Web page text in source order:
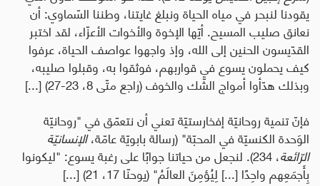
يقودنا لنبحر في مياه الحياة ونبلغ غايتنا، وطننا السّماوي: أن
نعانق صليب المسيح.أيّها الإخوة والأخوات الأعزّاء، لقد اختبر
القدّيسون الحنين إلى الله، وإذ واجهوا عواصف الحياة، عرفوا
كيف يحملون يسوع في قواربهم، فوثقوا به، وقبلوا صليبه،
وبذلك هدّأوا أمواج الشّك والخوف (راجع متّى 8، 23-27) [...]
فإنّ تنمية روحانيّة إفخارستيّة تعني أن نتعمّق في "روحانيّة
الوَحدة الكنسيّة في المحبّة" (رسالة بابويّة عامّة،الإنسانيّة
الرّائعة ، 234). لنجعل من حياتنا جوابًا على رغبة يسوع: "ليكونوا
بِأَجمَعِهم واحِدًا [...] لِيُؤمِنَ العالَمُ" (يوحنّا 17، 21) [...]